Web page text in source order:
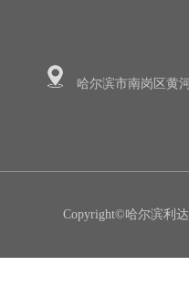
哈尔滨市南岗区黄
Copyright©哈尔滨利